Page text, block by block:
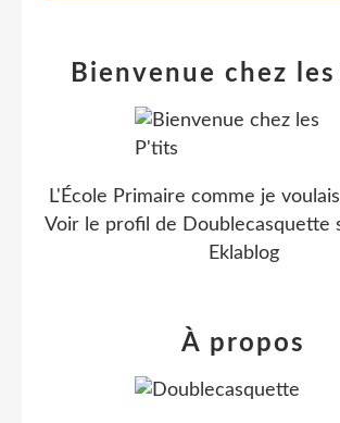
Bienvenue chez
L'École Primaire comme je
Voir le profil de Doublecasquette
Eklablog
À propos